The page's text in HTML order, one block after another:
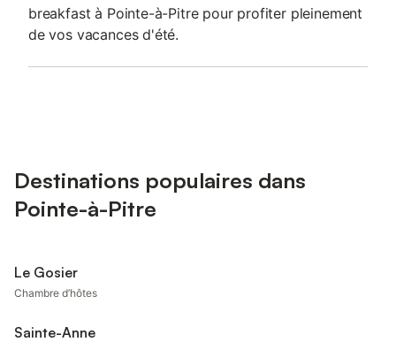
breakfast à Pointe-à-Pitre pour profiter pleinement
de vos vacances d'été.
Destinations populaires dans
Pointe-à-Pitre
Le Gosier
Chambre d’hôtes
Sainte-Anne